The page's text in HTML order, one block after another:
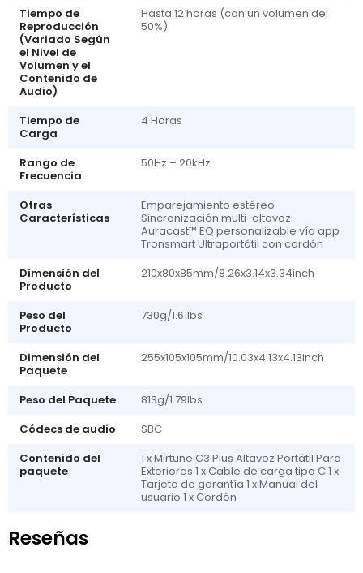
Tiempo de
Reproducción
(Variado Según
el Nivel de
Volumen y el
Contenido de
Audio)
Hasta 12 horas (con un volumen del
50%)
Tiempo de
Carga
4 Horas
Rango de
Frecuencia
50Hz – 20kHz
Otras
Características
Emparejamiento estéreo
Sincronización multi-altavoz
Auracast™ EQ personalizable vía app
Tronsmart Ultraportátil con cordón
Dimensión del
Producto
210x80x85mm/8.26x3.14x3.34inch
Peso del
Producto
730g/1.61lbs
Dimensión del
Paquete
255x105x105mm/10.03x4.13x4.13inch
Peso del Paquete
813g/1.79lbs
Códecs de audio
SBC
Contenido del
paquete
1 x Mirtune C3 Plus Altavoz Portátil Para
Exteriores 1 x Cable de carga tipo C 1 x
Tarjeta de garantía 1 x Manual del
usuario 1 x Cordón
Reseñas